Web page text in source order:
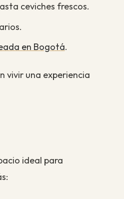
ceviches frescos.
en Bogotá.
vivir una experiencia
ideal para